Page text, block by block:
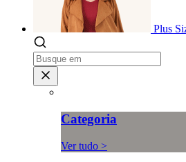
Plus
Categoria
Ver tudo >